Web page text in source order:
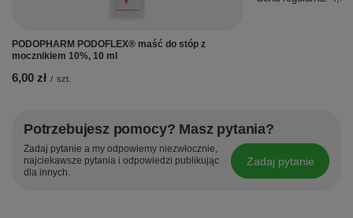
PODOPHARM PODOFLEX® maść do stóp z
mocznikiem 10%, 10 ml
6,00 zł / szt.
Potrzebujesz pomocy? Masz pytania?
Zadaj pytanie a my odpowiemy niezwłocznie,
najciekawsze pytania i odpowiedzi publikując
dla innych.
Zadaj pytanie